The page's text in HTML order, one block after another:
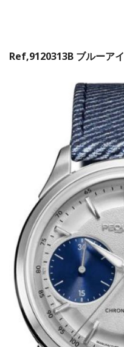
Ref,9120313B ブルーアイ